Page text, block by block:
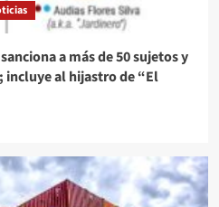
a más de 50 sujetos y
incluye al hijastro de “El